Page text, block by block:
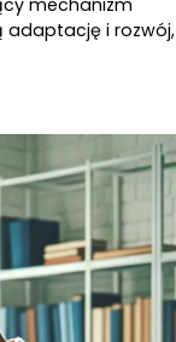
mechanizm
adaptację i rozwój,